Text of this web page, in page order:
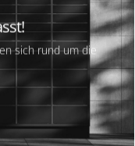
sich rund um die